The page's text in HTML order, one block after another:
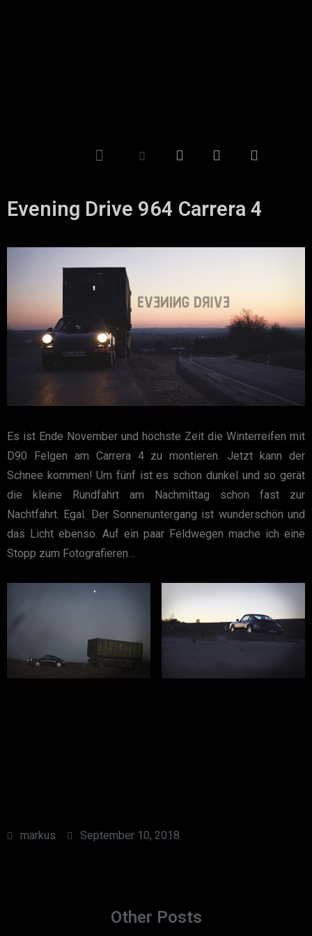
Evening Drive 964 Carrera 4
Es ist Ende November und höchste Zeit die Winterreifen mit
D90 Felgen am Carrera 4 zu montieren. Jetzt kann der
Schnee kommen! Um fünf ist es schon dunkel und so gerät
die kleine Rundfahrt am Nachmittag schon fast zur
Nachtfahrt. Egal. Der Sonnenuntergang ist wunderschön und
das Licht ebenso. Auf ein paar Feldwegen mache ich eine
Stopp zum Fotografieren…
markus September 10, 2018
Other Posts